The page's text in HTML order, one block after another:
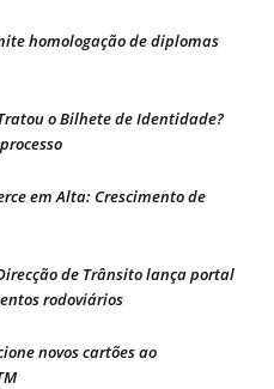
homologação de diplomas
o Bilhete de Identidade?
em Alta: Crescimento de
de Trânsito lança portal
rodoviários
novos cartões ao